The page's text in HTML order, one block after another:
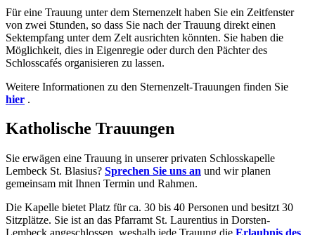
Für eine Trauung unter dem Sternenzelt haben Sie ein Zeitfenster
von zwei Stunden, so dass Sie nach der Trauung direkt einen
Sektempfang unter dem Zelt ausrichten könnten. Sie haben die
Möglichkeit, dies in Eigenregie oder durch den Pächter des
Schlosscafés organisieren zu lassen.
Weitere Informationen zu den Sternenzelt-Trauungen finden Sie
hier .
Katholische Trauungen
Sie erwägen eine Trauung in unserer privaten Schlosskapelle
Lembeck St. Blasius? Sprechen Sie uns an und wir planen
gemeinsam mit Ihnen Termin und Rahmen.
Die Kapelle bietet Platz für ca. 30 bis 40 Personen und besitzt 30
Sitzplätze. Sie ist an das Pfarramt St. Laurentius in Dorsten-